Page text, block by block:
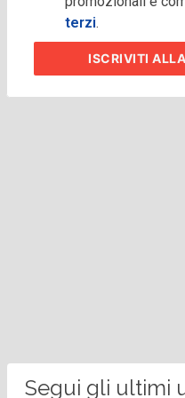
terzi.
ISCRIVITI
Segui gli ultimi